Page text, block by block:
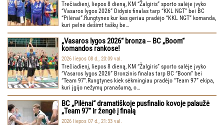
Trečiadienį, liepos 8 dieną, KM “Žalgiris” sporto salėje įvyko
“Vasaros lygos 2026” Didysis finalas tarp “KKL NGT” bei BC
“Pilėnai”.Rungtynes kur kas geriau pradėjo “KKL NGT” komanda,
kuri pelnė dešimt taškų be…
„Vasaros lygos 2026“ bronza ‒ BC „Boom“
komandos rankose!
2026 liepos 08 d., 20:09 val.
Trečiadienį, liepos 8 dieną, KM “Žalgiris” sporto salėje įvyko
“Vasaros lygos 2026” Bronzinis finalas tarp BC “Boom” bei
“Team 97”.Rungtynes kiek sėkmingiau pradėjo “Team 97” ekipa,
kuri įgijo nežymų pranašumą, o…
BC „Pilėnai“ dramatiškoje pusfinalio kovoje palaužė
„Team 97“ ir žengė į finalą
2026 liepos 07 d., 21:33 val.